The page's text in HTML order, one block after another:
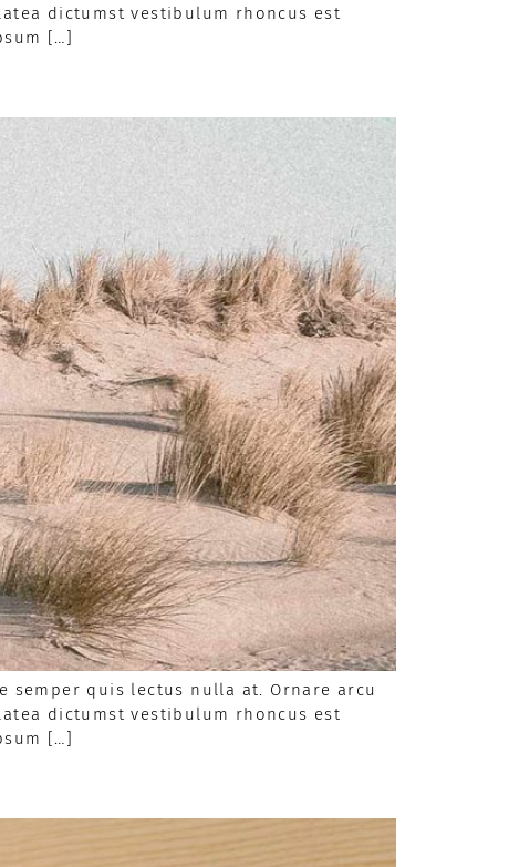
dictumst vestibulum rhoncus est
[…]
semper quis lectus nulla at. Ornare arcu
dictumst vestibulum rhoncus est
[…]